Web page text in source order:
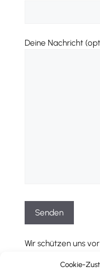
Cookie-
Deine Nachricht
Wir schützen uns